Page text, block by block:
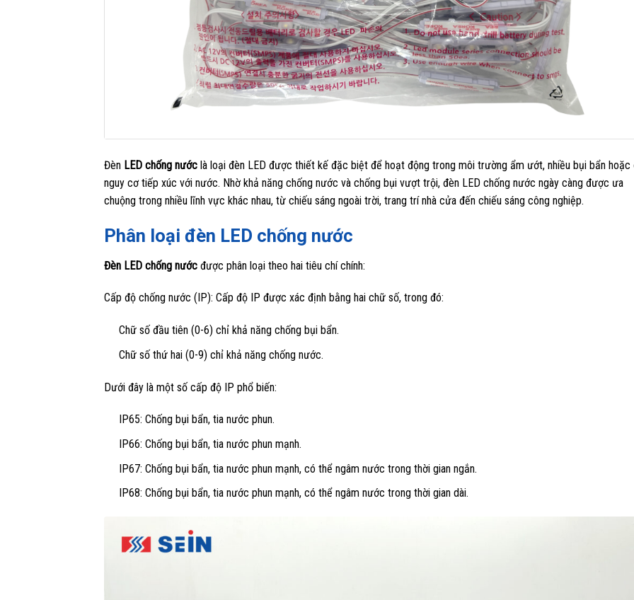
Đèn LED chống nước là loại đèn LED được thiết kế đặc biệt để hoạt động trong môi trường ẩm ướt, nhiều bụi bẩn hoặc
nguy cơ tiếp xúc với nước. Nhờ khả năng chống nước và chống bụi vượt trội, đèn LED chống nước ngày càng được ưa
chuộng trong nhiều lĩnh vực khác nhau, từ chiếu sáng ngoài trời, trang trí nhà cửa đến chiếu sáng công nghiệp.
Phân loại đèn LED chống nước
Đèn LED chống nước được phân loại theo hai tiêu chí chính:
Cấp độ chống nước (IP): Cấp độ IP được xác định bằng hai chữ số, trong đó:
Chữ số đầu tiên (0-6) chỉ khả năng chống bụi bẩn.
Chữ số thứ hai (0-9) chỉ khả năng chống nước.
Dưới đây là một số cấp độ IP phổ biến:
IP65: Chống bụi bẩn, tia nước phun.
IP66: Chống bụi bẩn, tia nước phun mạnh.
IP67: Chống bụi bẩn, tia nước phun mạnh, có thể ngâm nước trong thời gian ngắn.
IP68: Chống bụi bẩn, tia nước phun mạnh, có thể ngâm nước trong thời gian dài.